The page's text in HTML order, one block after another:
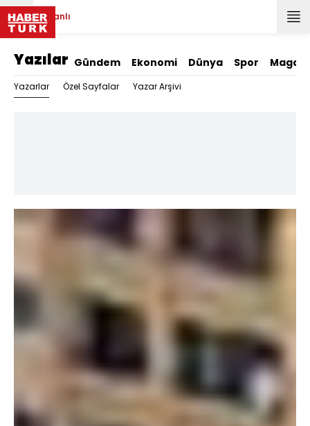
Canlı
Yazılar Gündem Ekonomi Dünya Spor
Yazarlar Özel Sayfalar Yazar Arşivi